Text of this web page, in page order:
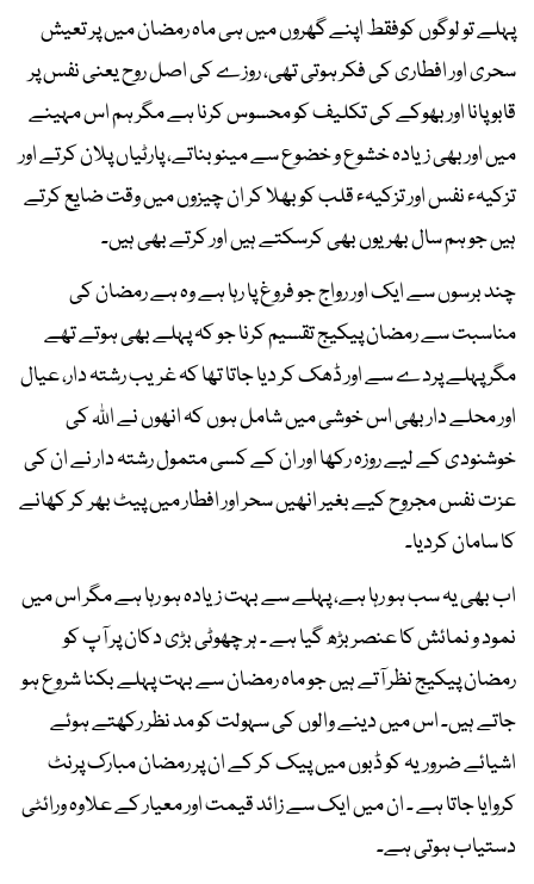
پہلے تو لوگوں کوفقط اپنے گھروں میں ہی ماہ رمضان میں پر تعیش
سحری اور افطاری کی فکر ہوتی تھی، روزے کی اصل روح یعنی نفس پر
قابو پانا اور بھوکے کی تکلیف کو محسوس کرنا ہے مگر ہم اس مہینے
میں اور بھی زیادہ خشوع و خضوع سے مینو بناتے، پارٹیاں پلان کرتے اور
تزکیہء نفس اور تزکیہء قلب کو بھلا کر ان چیزوں میں وقت ضایع کرتے
ہیں جو ہم سال بھر یوں بھی کرسکتے ہیں اور کرتے بھی ہیں۔
چند برسوں سے ایک اور رواج جو فروغ پا رہا ہے وہ ہے رمضان کی
مناسبت سے رمضان پیکیج تقسیم کرنا جو کہ پہلے بھی ہوتے تھے
مگر پہلے پردے سے اور ڈھک کر دیا جاتا تھا کہ غریب رشتہ دار، عیال
اور محلے دار بھی اس خوشی میں شامل ہوں کہ انھوں نے اللہ کی
خوشنودی کے لیے روزہ رکھا اور ان کے کسی متمول رشتہ دار نے ان کی
عزت نفس مجروح کیے بغیر انھیں سحر اور افطار میں پیٹ بھر کر کھانے
کا سامان کردیا۔
اب بھی یہ سب ہو رہا ہے، پہلے سے بہت زیادہ ہو رہا ہے مگر اس میں
نمود و نمائش کا عنصر بڑھ گیا ہے ۔ ہر چھوٹی بڑی دکان پر آپ کو
رمضان پیکیج نظر آتے ہیں جو ماہ رمضان سے بہت پہلے بکنا شروع ہو
جاتے ہیں۔ اس میں دینے والوں کی سہولت کو مد نظر رکھتے ہوئے
اشیائے ضروریہ کو ڈبوں میں پیک کر کے ان پر رمضان مبارک پرنٹ
کروایا جاتا ہے ۔ ان میں ایک سے زائد قیمت اور معیار کے علاوہ ورائٹی
دستیاب ہوتی ہے۔